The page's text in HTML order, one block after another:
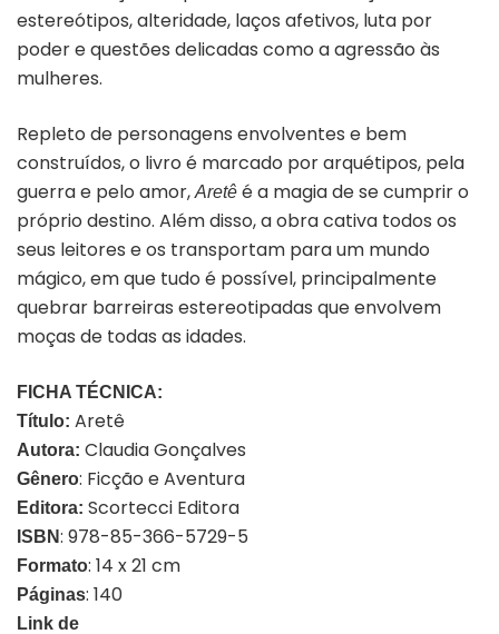
estereótipos, alteridade, laços afetivos, luta por
poder e questões delicadas como a agressão às
mulheres.
Repleto de personagens envolventes e bem
construídos, o livro é marcado por arquétipos, pela
guerra e pelo amor,Aretê é a magia de se cumprir o
próprio destino. Além disso, a obra cativa todos os
seus leitores e os transportam para um mundo
mágico, em que tudo é possível, principalmente
quebrar barreiras estereotipadas que envolvem
moças de todas as idades.
FICHA TÉCNICA:
Título: Aretê
Autora: Claudia Gonçalves
Gênero: Ficção e Aventura
Editora: Scortecci Editora
ISBN: 978-85-366-5729-5
Formato: 14 x 21 cm
Páginas: 140
Link de